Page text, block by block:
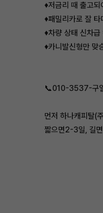
♦️저금리 때 출고
♦️패밀리카로 잘
♦️차량 상태 신차
♦️카니발신형만 맞
📞010-3537-구
먼저 하나캐피탈(
짧으면2-3일, 길